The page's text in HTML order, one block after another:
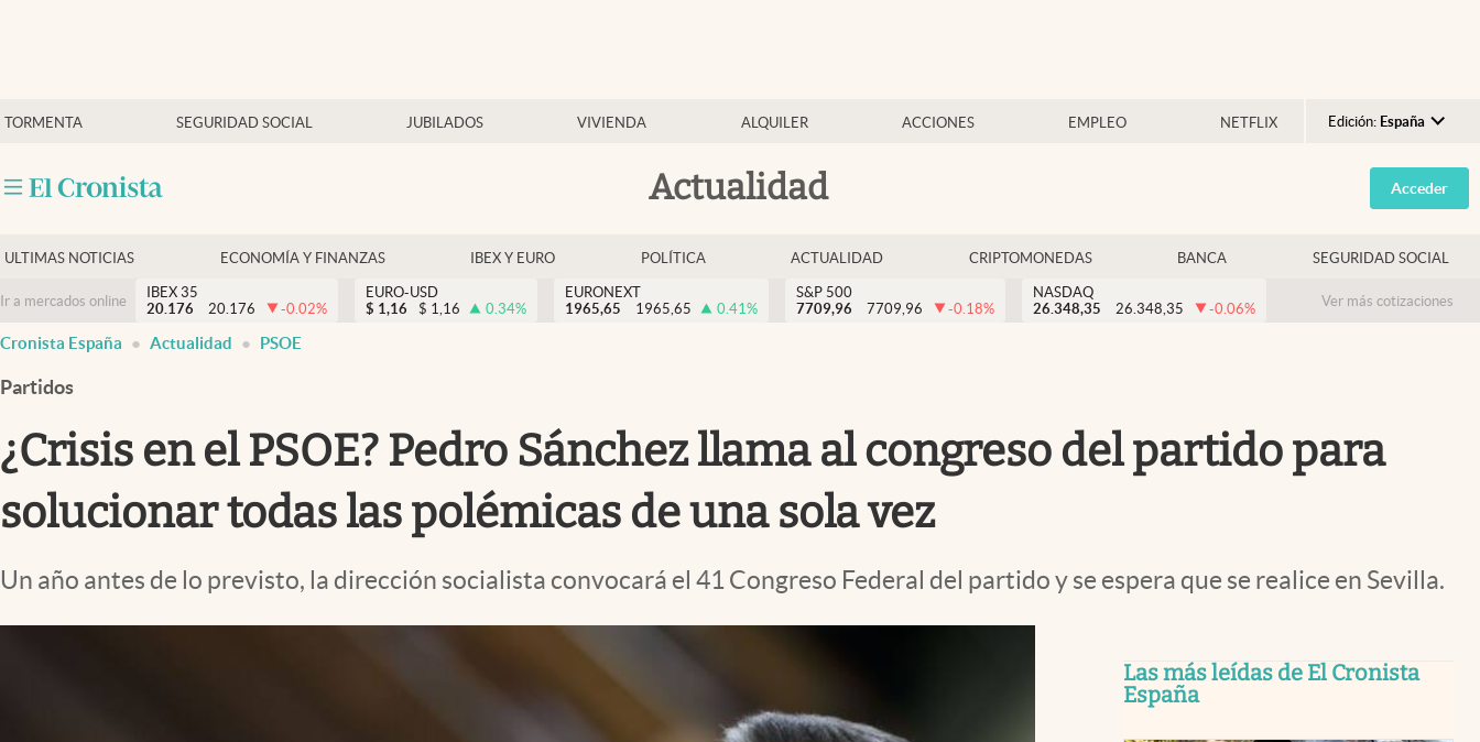
TORMENTA SEGURIDAD SOCIAL JUBILADOS VIVIENDA ALQUILER ACCIONES EMPLEO NETFLIX Edición: España
Argentina
España
USA
Colombia
Actualidad
Economía y finanzas
Criptomonedas
Acceder
ULTIMAS NOTICIAS ECONOMÍA Y FINANZAS IBEX Y EURO POLÍTICA ACTUALIDAD CRIPTOMONEDAS BANCA SEGURIDAD SOCIAL
Ir a mercados online
IBEX 35
20.176
20.176 -0.02%
EURO-USD
$ 1,16 $ 1,16 0.34%
EURONEXT
1965,65
1965,65 0.41%
S&P 500
7709,96
7709,96 -0.18%
NASDAQ
26.348,35
26.348,35 -0.06% Ver más cotizaciones
Cronista España Actualidad PSOE
Partidos
¿Crisis en el PSOE? Pedro Sánchez llama al congreso del partido para
solucionar todas las polémicas de una sola vez
Un año antes de lo previsto, la dirección socialista convocará el 41 Congreso Federal del partido y se espera que se realice en Sevilla.
Las más leídas de El Cronista
España